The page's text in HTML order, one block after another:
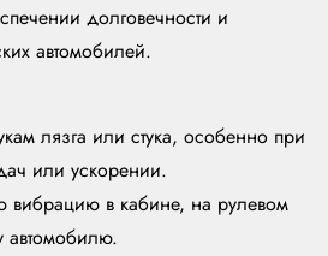
долговечности и
автомобилей.
лязга или стука, особенно при
или ускорении.
вибрацию в кабине, на рулевом
автомобилю.